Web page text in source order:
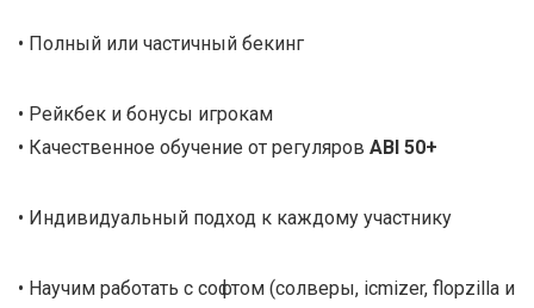
• Полный или частичный бекинг
• Рейкбек и бонусы игрокам
• Качественное обучение от регуляров ABI 50+
• Индивидуальный подход к каждому участнику
• Научим работать с софтом (солверы, icmizer, flopzilla и